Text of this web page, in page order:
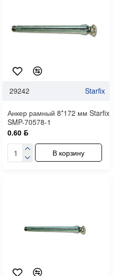
29242 Starfix
Анкер рамный 8*172 мм Starfix
SMP-70578-1
0.60 ƃ
В корзину